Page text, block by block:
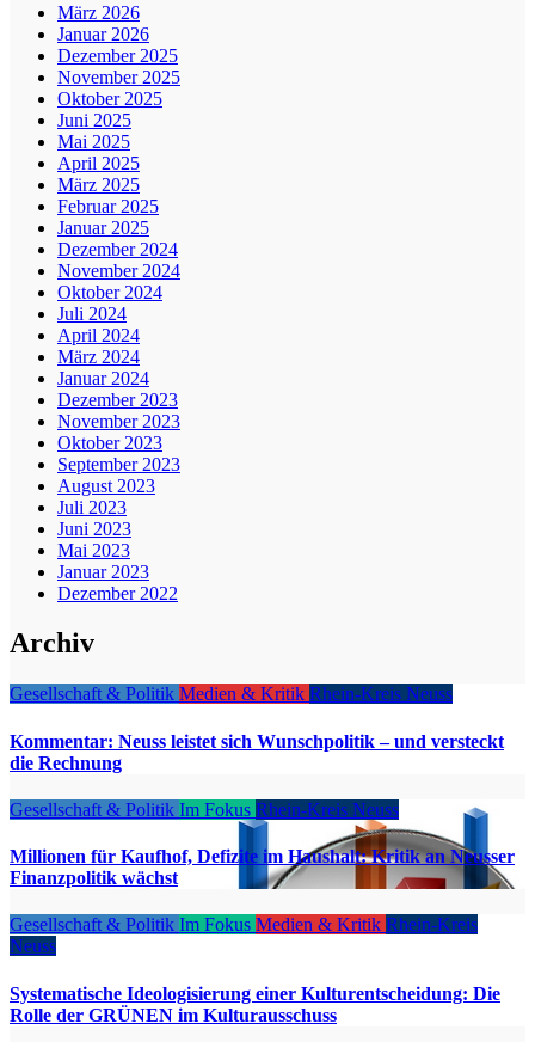
März 2026
Januar 2026
Dezember 2025
November 2025
Oktober 2025
Juni 2025
Mai 2025
April 2025
März 2025
Februar 2025
Januar 2025
Dezember 2024
November 2024
Oktober 2024
Juli 2024
April 2024
März 2024
Januar 2024
Dezember 2023
November 2023
Oktober 2023
September 2023
August 2023
Juli 2023
Juni 2023
Mai 2023
Januar 2023
Dezember 2022
Archiv
Gesellschaft & Politik Medien & Kritik Rhein-Kreis Neuss
Kommentar: Neuss leistet sich Wunschpolitik – und versteckt
die Rechnung
Gesellschaft & Politik Im Fokus Rhein-Kreis Neuss
Millionen für Kaufhof, Defizite im Haushalt: Kritik an Neusser
Finanzpolitik wächst
Gesellschaft & Politik Im Fokus Medien & Kritik Rhein-Kreis
Neuss
Systematische Ideologisierung einer Kulturentscheidung: Die
Rolle der GRÜNEN im Kulturausschuss